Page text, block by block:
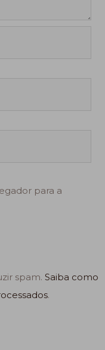
para a
spam.Saiba como
.